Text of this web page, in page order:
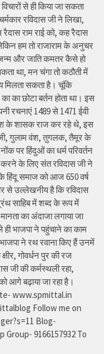
से ही किया जा सकता
रविदास जी ने लिखा,
राम राई को, कह रैदास
हम तो राजाराम के अनुचर
और जाति कमतर कैसे हो
था, मन चंगा तो कठौती में
मिलता सकता है। चूंकि
का छोटा बर्तन होता था। इस
रचनाएं 1489 से 1471 ईवी
के शासक राज कर रहे थे, इस
गुलाम वंश, तुगलक, तैमूर के
पर हिंदुओं का धर्म परिवर्तन
के लिए संत रविदास जी ने
हिंदू समाज को आज 650 वर्ष
से उल्लेखनीय है कि रविदास
साहिब में शब्द के रूप में
का अंदाजा लगाया जा
भाजपा ने पहुंचाने का काम
ने रथ रवाना किए हैं उनमें
गोवर्धन पुर की रज
जी की कर्मस्थली रहा,
आगे बढ़ाया जा रहा है।
www.spmittal.in
Follow me on
Blog-
9166157932 To